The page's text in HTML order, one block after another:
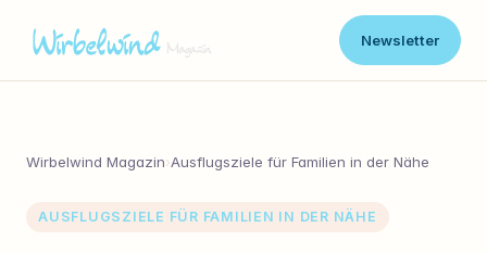
Newsletter
Wirbelwind Magazin›Ausflugsziele für Familien in der Nähe
AUSFLUGSZIELE FÜR FAMILIEN IN DER NÄHE